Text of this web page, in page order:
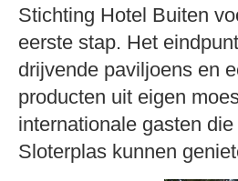
Stichting Hotel Buiten
eerste stap. Het
drijvende paviljoens en
producten uit eigen
internationale gasten
Sloterplas kunnen